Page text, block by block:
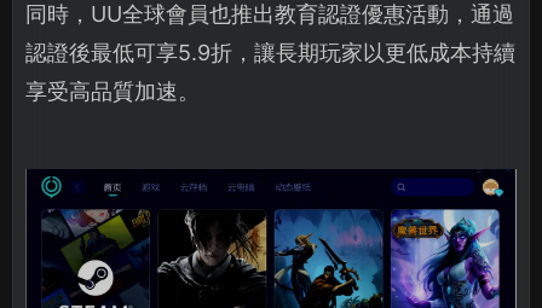
同時，UU全球會員也推出教育認證優惠活動，通過
認證後最低可享5.9折，讓長期玩家以更低成本持續
享受高品質加速。